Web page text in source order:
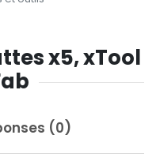
x5, xTool
(0)